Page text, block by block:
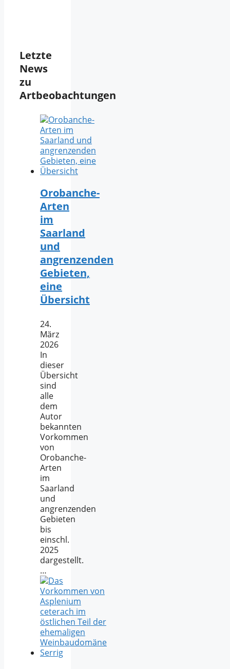
Letzte
News
zu
Artbeobachtungen
Orobanche-
Arten
im
Saarland
und
angrenzenden
Gebieten,
eine
Übersicht
24.
März
2026
In
dieser
Übersicht
sind
alle
dem
Autor
bekannten
Vorkommen
von
Orobanche-
Arten
im
Saarland
und
angrenzenden
Gebieten
bis
einschl.
2025
dargestellt.
…